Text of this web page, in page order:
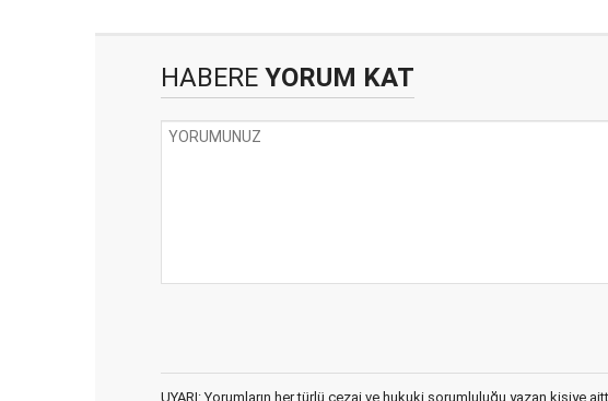
HABERE YORUM KAT
UYARI: Yorumların her türlü cezai ve hukuki sorumluluğu yazan kişiye